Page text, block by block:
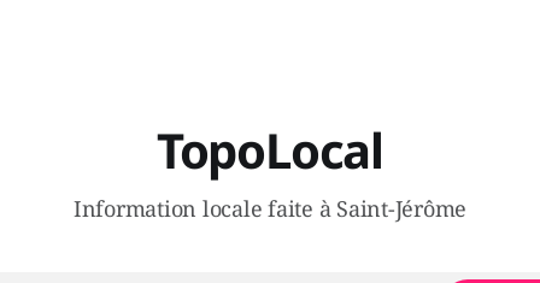
TopoLocal
Information locale faite à Saint-Jérôme